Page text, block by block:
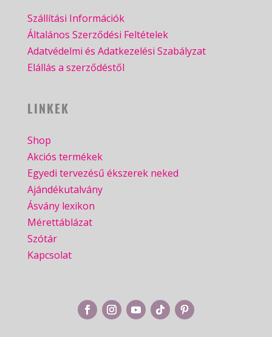
Szállítási Információk
Általános Szerződési Feltételek
Adatvédelmi és Adatkezelési Szabályzat
Elállás a szerződéstől
LINKEK
Shop
Akciós termékek
Egyedi tervezésű ékszerek neked
Ajándékutalvány
Ásvány lexikon
Mérettáblázat
Szótár
Kapcsolat